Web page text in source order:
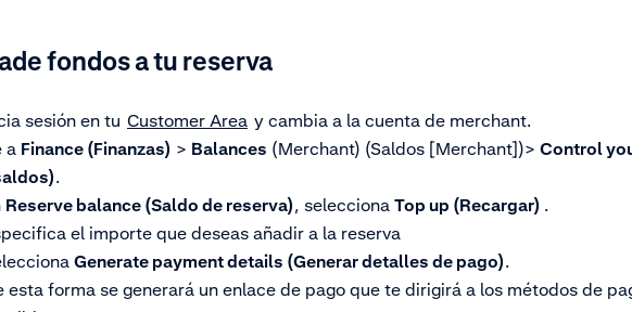
fondos a tu reserva
sesión en tu Customer Area y cambia a la cuenta de merchant.
a Finance (Finanzas) > Balances (Merchant) (Saldos [Merchant])> Control
.
Reserve balance (Saldo de reserva), selecciona Top up (Recargar) .
el importe que deseas añadir a la reserva
Generate payment details (Generar detalles de pago).
esta forma se generará un enlace de pago que te dirigirá a los métodos de